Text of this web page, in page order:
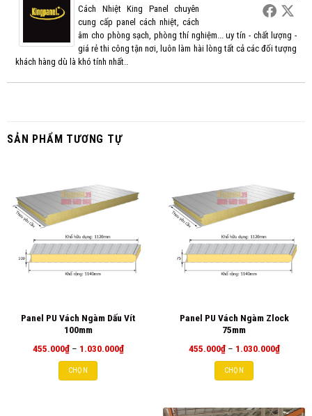
Cách Nhiệt King Panel chuyên
cung cấp panel cách nhiệt, cách
âm cho phòng sạch, phòng thí nghiệm... uy tín - chất lượng -
giá rẻ thi công tận nơi, luôn làm hài lòng tất cả các đối tượng
khách hàng dù là khó tính nhất..
SẢN PHẨM TƯƠNG TỰ
Panel PU Vách Ngàm Dấu Vít
100mm
455.000₫ – 1.030.000₫Khoảng
giá:
CHỌN
Panel PU Vách Ngàm Zlock
75mm
455.000₫ – 1.030.000₫Khoảng
giá:
CHỌN